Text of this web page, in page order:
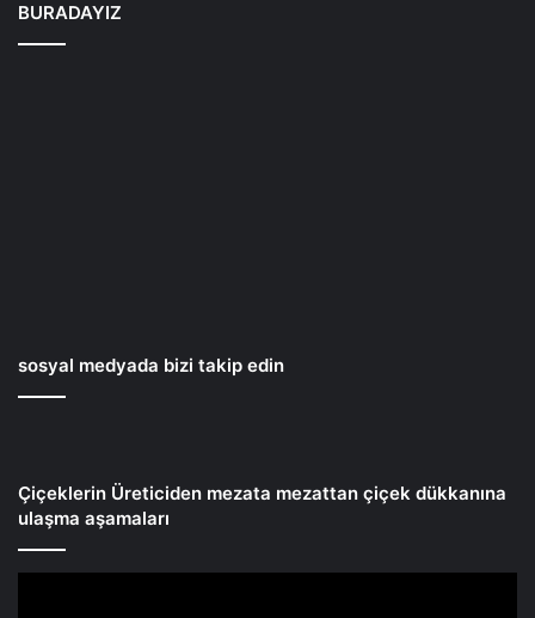
BURADAYIZ
sosyal medyada bizi takip edin
Çiçeklerin Üreticiden mezata mezattan çiçek dükkanına
ulaşma aşamaları